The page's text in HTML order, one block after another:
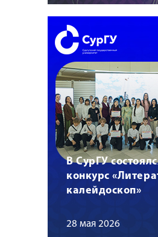
В СурГУ
конкурс
калейдоскоп»
28 мая 2026